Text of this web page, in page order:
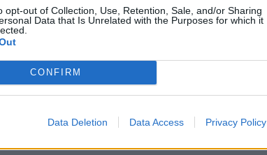
opt-out of Collection, Use, Retention, Sale, and/or Sharing
Data that Is Unrelated with the Purposes for which it
CONFIRM
Data Deletion Data Access Privacy Policy
šiuolaikinės Rusijos pasiųsta už
atstovas Jaroslavas Sivulskis
prieš Jehovos liudytojus